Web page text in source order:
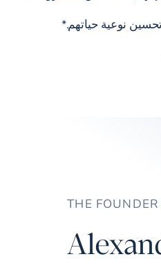
نوعية حياتهم.*
THE